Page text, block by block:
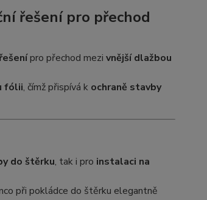
řešení pro přechod
pro přechod mezi vnější dlažbou
fólii, čímž přispívá k ochraně stavby
do štěrku, tak i pro instalaci na
při pokládce do štěrku elegantně